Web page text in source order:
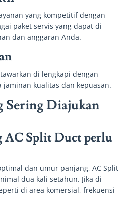
yang kompetitif dengan
paket servis yang dapat di
dan anggaran Anda.
di lengkapi dengan
kualitas dan kepuasan.
Sering Diajukan
AC Split Duct perlu
dan umur panjang, AC Split
dua kali setahun. Jika di
di area komersial, frekuensi